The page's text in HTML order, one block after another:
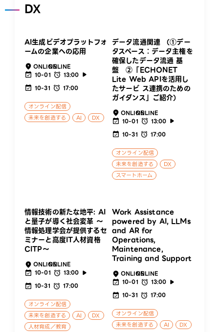
DX
AI生成ビデオプラットフォ
ームの企業への応用
ONLINEONLINE
10-01
13:00
10-31
17:00
オンライン配信
未来を創造する
AI DX
データ流通関連 （①デー
タスペース：データ主権を
確保したデータ流通 基
盤 ②「ECHONET
Lite Web APIを活用し
たサービ ス連携のための
ガイダンス」ご紹介）
ONLINEONLINE
10-01
13:00
10-31
17:00
オンライン配信
未来を創造する
DX
スマートホーム
情報技術の新たな地平: AI
と量子が導く社会変革 ～
情報処理学会が提供するセ
ミナーと高度IT人材資格
CITP～
ONLINEONLINE
10-01
13:00
10-31
17:00
オンライン配信
未来を創造する
AI
DX
人材育成／教育
Work Assistance
powered by AI, LLMs
and AR for
Operations,
Maintenance,
Training and Support
ONLINEONLINE
10-01
13:00
10-31
17:00
オンライン配信
未来を創造する
AI DX